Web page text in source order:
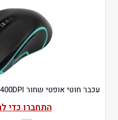
עכבר חוטי אופטי שחור Philips G800 6400DPI
התחברו כדי